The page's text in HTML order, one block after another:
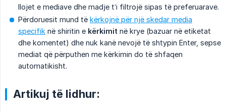
llojet e mediave dhe madje t’i filtrojë sipas të preferuarave.
Përdoruesit mund të kërkojnë për një skedar media
specifik në shiritin e kërkimit në krye (bazuar në etiketat
dhe komentet) dhe nuk kanë nevojë të shtypin Enter, sepse
mediat që përputhen me kërkimin do të shfaqen
automatikisht.
Artikuj të lidhur: